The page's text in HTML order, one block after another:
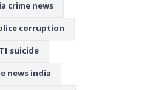
crime news
corruption
TI suicide
news india